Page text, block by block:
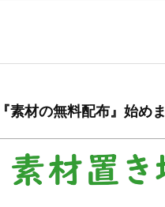
『素材の無料配布』始め